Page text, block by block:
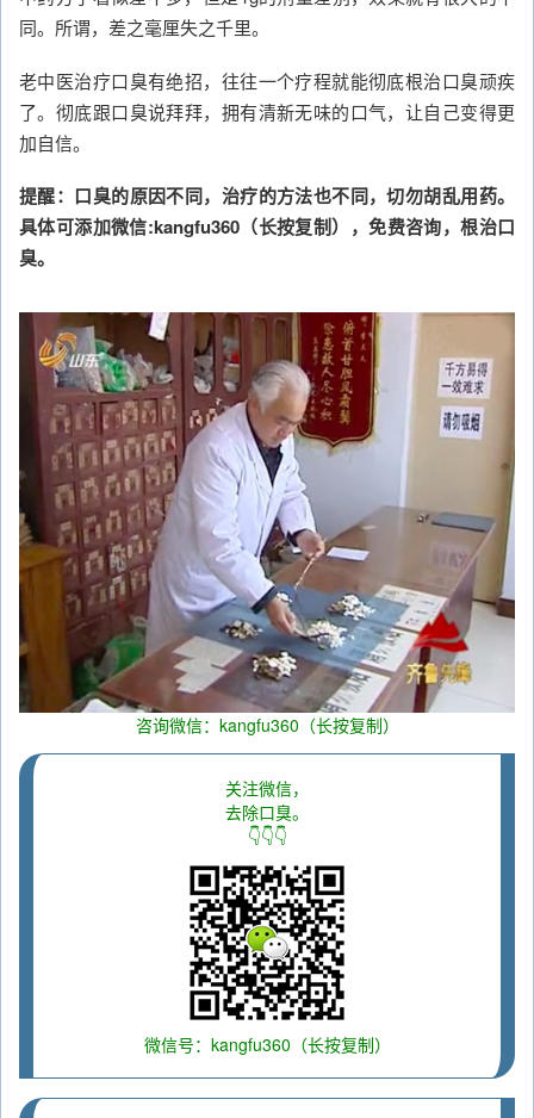
同。所谓，差之毫厘失之千里。
老中医治疗口臭有绝招，往往一个疗程就能彻底根治口臭顽疾
了。彻底跟口臭说拜拜，拥有清新无味的口气，让自己变得更
加自信。
提醒：口臭的原因不同，治疗的方法也不同，切勿胡乱用药。
具体可添加微信:kangfu360（长按复制），免费咨询，根治口
臭。
咨询微信：kangfu360（长按复制）
关注微信，
去除口臭。
👇👇👇
微信号：kangfu360（长按复制）